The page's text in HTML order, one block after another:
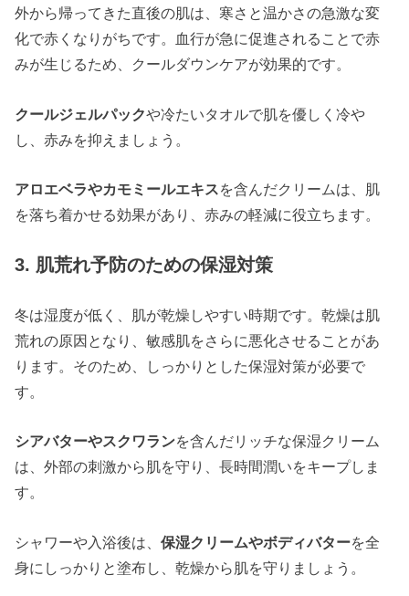
外から帰ってきた直後の肌は、寒さと温かさの急激な変
化で赤くなりがちです。血行が急に促進されることで赤
みが生じるため、クールダウンケアが効果的です。
クールジェルパックや冷たいタオルで肌を優しく冷や
し、赤みを抑えましょう。
アロエベラやカモミールエキスを含んだクリームは、肌
を落ち着かせる効果があり、赤みの軽減に役立ちます。
3. 肌荒れ予防のための保湿対策
冬は湿度が低く、肌が乾燥しやすい時期です。乾燥は肌
荒れの原因となり、敏感肌をさらに悪化させることがあ
ります。そのため、しっかりとした保湿対策が必要で
す。
シアバターやスクワランを含んだリッチな保湿クリーム
は、外部の刺激から肌を守り、長時間潤いをキープしま
す。
シャワーや入浴後は、保湿クリームやボディバターを全
身にしっかりと塗布し、乾燥から肌を守りましょう。